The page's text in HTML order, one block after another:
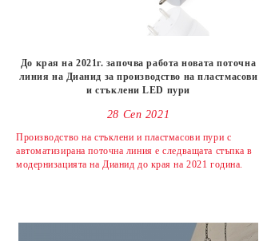
До края на 2021г. започва работа новата поточна
линия на Дианид за производство на пластмасови
и стъклени LED пури
28 Сеп 2021
Производство на стъклени и пластмасови пури с
автоматизирана поточна линия е следващата стъпка в
модернизацията на Дианид до края на 2021 година.